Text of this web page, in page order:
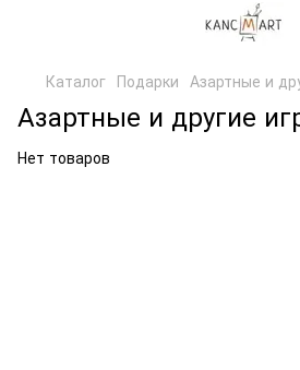
Каталог Подарки Азартные и
Азартные и другие
Нет товаров